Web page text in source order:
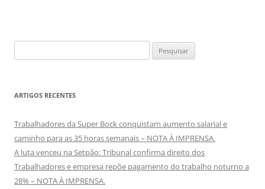
por:
ARTIGOS RECENTES
Trabalhadores da Super Bock conquistam aumento salarial e
caminho para as 35 horas semanais – NOTA À IMPRENSA.
A luta venceu na Setpão: Tribunal confirma direito dos
Trabalhadores e empresa repõe pagamento do trabalho noturno a
28% – NOTA À IMPRENSA.